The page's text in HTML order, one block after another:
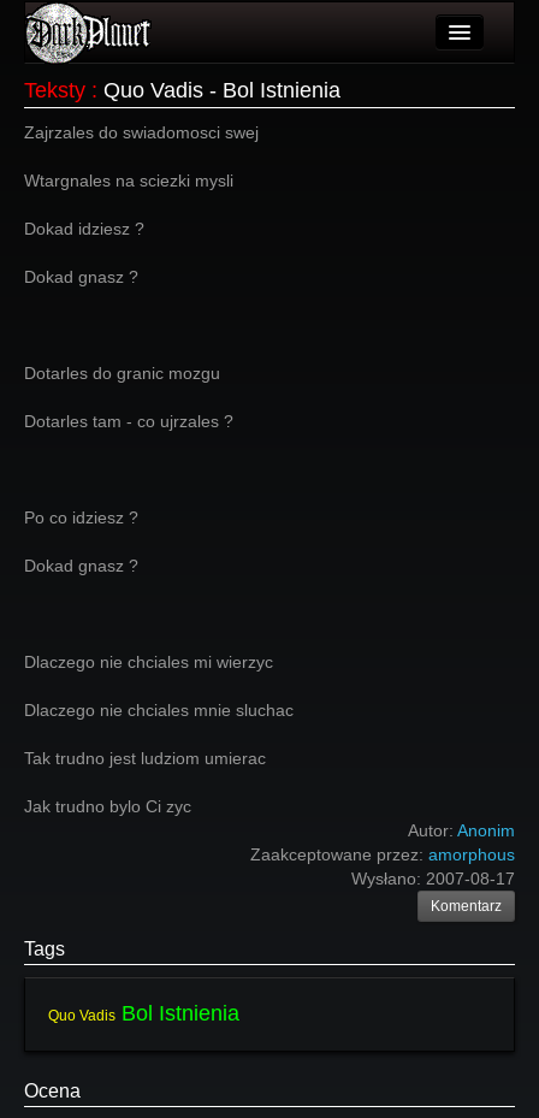
Teksty : Quo Vadis - Bol Istnienia
Zajrzales do swiadomosci swej
Wtargnales na sciezki mysli
Dokad idziesz ?
Dokad gnasz ?
Dotarles do granic mozgu
Dotarles tam - co ujrzales ?
Po co idziesz ?
Dokad gnasz ?
Dlaczego nie chciales mi wierzyc
Dlaczego nie chciales mnie sluchac
Tak trudno jest ludziom umierac
Jak trudno bylo Ci zyc
Autor: Anonim
Zaakceptowane przez: amorphous
Wysłano: 2007-08-17
Komentarz
Tags
Quo Vadis Bol Istnienia
Ocena